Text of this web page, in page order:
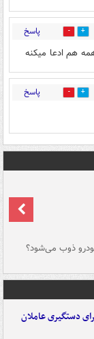
0 پاسخ
هم ادعا میکنه
0 پاسخ
ذوب می‌شود؟
دستگیری عاملان